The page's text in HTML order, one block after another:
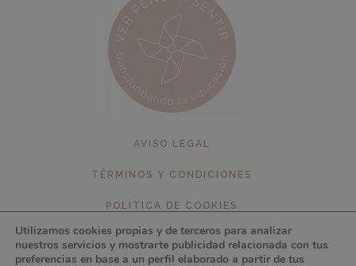
AVISO LEGAL
TÉRMINOS Y CONDICIONES
POLÍTICA DE COOKIES
POLÍTICA DE PRIVACIDAD
Utilizamos cookies propias y de terceros para analizar
nuestros servicios y mostrarte publicidad relacionada con tus
preferencias en base a un perfil elaborado a partir de tus